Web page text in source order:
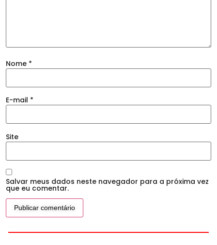
Nome *
E-mail *
Site
Salvar meus dados neste navegador para a próxima vez
que eu comentar.